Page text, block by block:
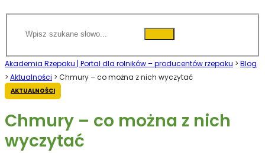
Akademia Rzepaku | Portal dla rolników – producentów rzepaku > Blog
> Aktualności > Chmury – co można z nich wyczytać
AKTUALNOŚCI
Chmury – co można z nich
wyczytać